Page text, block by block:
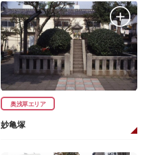
奥浅草エリア
妙亀塚